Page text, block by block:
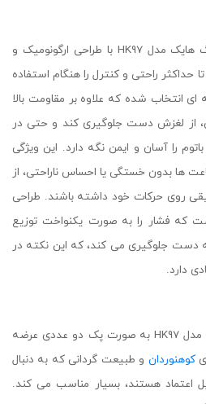
دسته باتوم کلیپس فلزی کینگ هایک مدل HK97 با طراحی ارگونومیک و
راحتی و کنترل را هنگام استفاده
انتخاب شده که علاوه بر مقاومت بالا
از لغزش دست جلوگیری کند و حتی در
را آسان و ایمن نگه دارد. این ویژگی
ها بدون خستگی یا احساس ناراحتی، از
روی حرکات خود داشته باشند. طراحی
که فشار را به صورت یکنواخت توزیع
دست جلوگیری می کند، که این نکته در
دارد.
باتوم کلیپس فلزی کینگ هایک مدل HK97 به صورت پک دو عددی عرضه
کوهنوردان و طبیعت گردانی که به دنبال
اعتماد هستند، بسیار مناسب می کند.